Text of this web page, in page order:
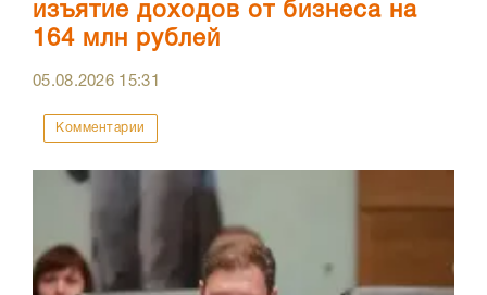
изъятие доходов от бизнеса на
164 млн рублей
05.08.2026 15:31
Комментарии